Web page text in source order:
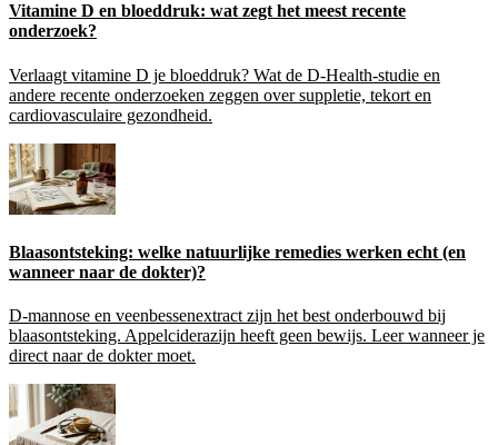
Vitamine D en bloeddruk: wat zegt het meest recente
onderzoek?
Verlaagt vitamine D je bloeddruk? Wat de D-Health-studie en
andere recente onderzoeken zeggen over suppletie, tekort en
cardiovasculaire gezondheid.
Blaasontsteking: welke natuurlijke remedies werken echt (en
wanneer naar de dokter)?
D-mannose en veenbessenextract zijn het best onderbouwd bij
blaasontsteking. Appelciderazijn heeft geen bewijs. Leer wanneer je
direct naar de dokter moet.